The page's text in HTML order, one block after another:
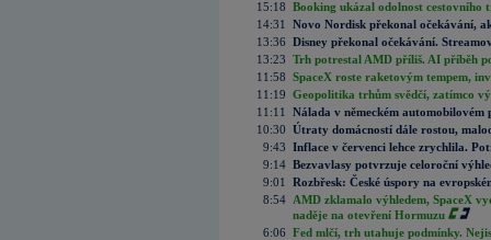
15:18 Booking ukázal odolnost cestovního
14:31
Novo Nordisk překonal očekávání,
13:36 Disney překonal očekávání.
13:23 Trh potrestal AMD příliš. AI příběh
11:58 SpaceX roste raketovým tempem,
11:19 Geopolitika trhům svědčí, zatímco
11:11
Nálada v německém automobilovém
10:30 Útraty domácností dále rostou,
9:43 Inflace v červenci lehce zrychlila.
9:14 Bezvavlasy potvrzuje celoroční
9:01
Rozbřesk: České úspory na
8:54 AMD zklamalo výhledem, SpaceX
naděje na otevření Hormuzu
6:06 Fed mlčí, trh utahuje podmínky.